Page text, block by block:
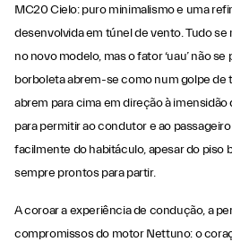
MC20 Cielo: puro minimalismo e uma
desenvolvida em túnel de vento. Tudo
no novo modelo, mas o fator ‘uau’ não
borboleta abrem-se como num golpe de
abrem para cima em direção à
para permitir ao condutor e ao
facilmente do habitáculo, apesar do piso
sempre prontos para partir.
A coroar a experiência de condução, a
compromissos do motor Nettuno: o